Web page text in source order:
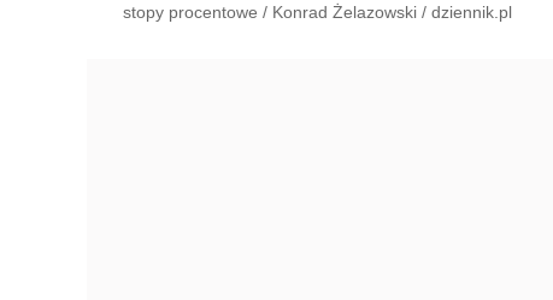
stopy procentowe / Konrad Żelazowski / dziennik.pl